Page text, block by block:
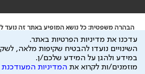
הבהרה משפטית: כל נושא המופיע באתר זה נועד
ייעוץ רפואי או משפטי. אין הר"י אחראית לתוכן
שעלול להיגרם.
ידוע לי שהר"י אוספת ושומרת מידע אישי לצורך
להיות מועבר לצדדים שלישיים, הכל בכפוף ל
עדכנו את מדיניות הפרטיות באתר.
השינויים נועדו להבטיח שקיפות מלאה,
במידע ולהגן על המידע שלכם/ן.
מוזמנים/ות לקרוא את המדיניות המעודכנת